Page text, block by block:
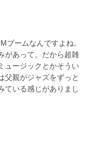
ームなんですよね。
があって。だから超雑
ュージックとかそうい
父親がジャズをずっと
ている感じがありまし